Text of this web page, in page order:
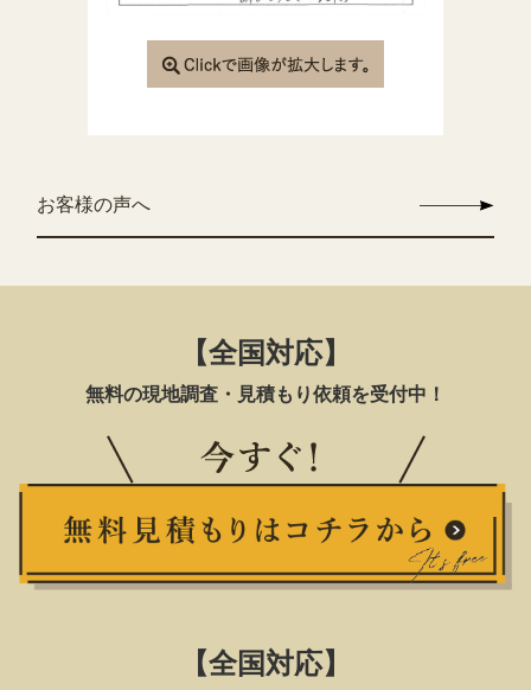
お客様の声へ
【全国対応】
無料の現地調査・見積もり依頼を受付中！
【全国対応】